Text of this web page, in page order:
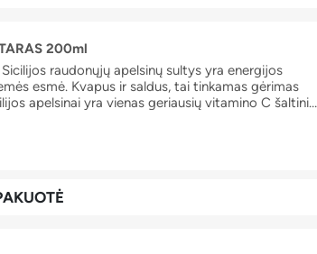
200ml
raudonųjų apelsinų sultys yra energijos
esmė. Kvapus ir saldus, tai tinkamas gėrimas
apelsinai yra vienas geriausių vitamino C šaltinių